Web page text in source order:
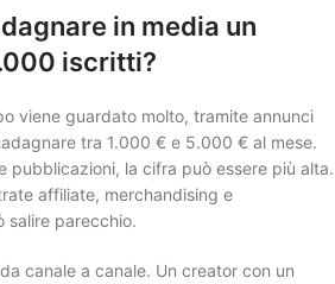
in media un
iscritti?
viene guardato molto, tramite annunci
tra 1.000 € e 5.000 € al mese.
pubblicazioni, la cifra può essere più alta.
affiliate, merchandising e
salire parecchio.
canale a canale. Un creator con un